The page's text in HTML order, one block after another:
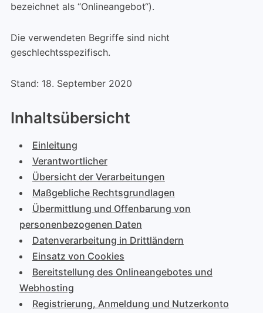
bezeichnet als “Onlineangebot“).
Die verwendeten Begriffe sind nicht
geschlechtsspezifisch.
Stand: 18. September 2020
Inhaltsübersicht
Einleitung
Verantwortlicher
Übersicht der Verarbeitungen
Maßgebliche Rechtsgrundlagen
Übermittlung und Offenbarung von
personenbezogenen Daten
Datenverarbeitung in Drittländern
Einsatz von Cookies
Bereitstellung des Onlineangebotes und
Webhosting
Registrierung, Anmeldung und Nutzerkonto